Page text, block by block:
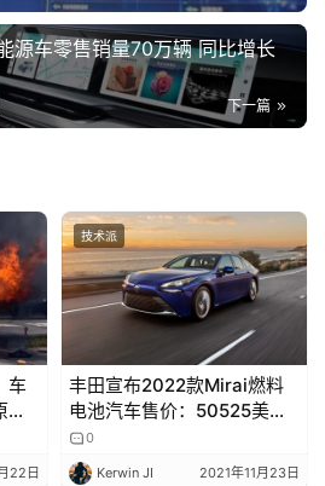
源车零售销量70万辆 同比增长
下一篇
车
因
22日
技术派
丰田宣布2022款Mirai燃料
电池汽车售价：50525美元
起步
0
Kerwin JI 2021年11月23日